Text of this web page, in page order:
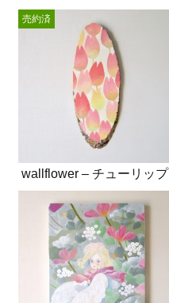
wallflower – チューリップ
売約済